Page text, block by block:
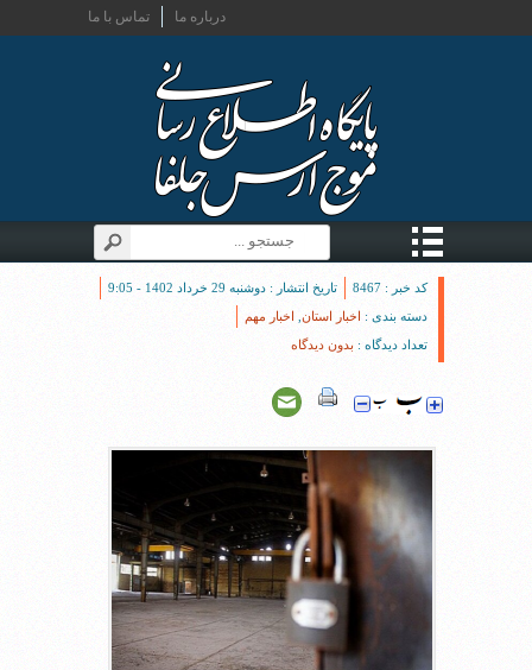
تماس با ما درباره ما
کد خبر : 8467
تاریخ انتشار : دوشنبه 29 خرداد 1402 - 9:05
دسته بندی : اخبار استان اخبار مهم
تعداد دیدگاه : بدون دیدگاه